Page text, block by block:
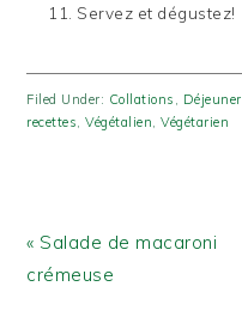
Servez et dégustez!
Filed Under: Collations Déjeuner
recettes ,Végétalien ,Végétarien
Previous
Post:
« Salade de macaroni
crémeuse